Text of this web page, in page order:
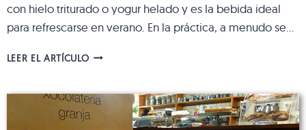
con hielo triturado o yogur helado y es la bebida ideal
para refrescarse en verano. En la práctica, a menudo se…
LEER EL ARTÍCULO¿DÓNDE
BUEN
SMOOTHIE